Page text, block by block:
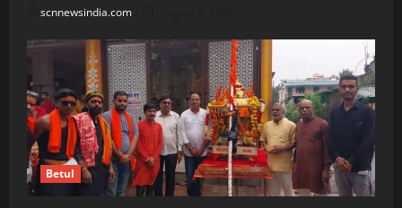
scnnewsindia.com
Betul